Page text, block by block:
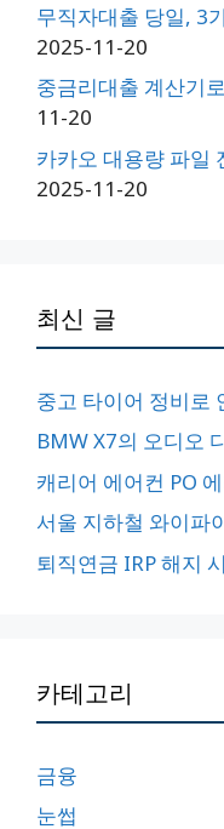
무직자대출 당일, 3
2025-11-20
중금리대출 계산기
11-20
카카오 대용량 파일
2025-11-20
최신 글
중고 타이어 정비로
BMW X7의 오디오
캐리어 에어컨 PO
서울 지하철 와이파
퇴직연금 IRP 해지
카테고리
금융
눈썹